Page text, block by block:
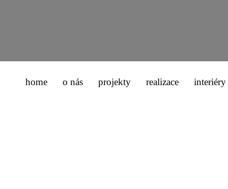
home o nás projekty realizace interiéry